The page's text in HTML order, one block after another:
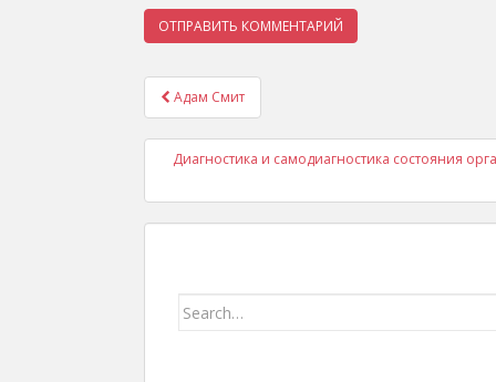
Навигация записей
Адам Смит
Диагностика и самодиагностика состояния
Search for: